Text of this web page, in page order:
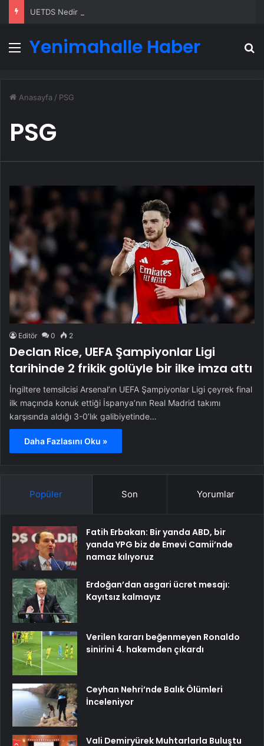
Menü
Yenimahalle Haber
Anasayfa / PSG
PSG
Editör 0 2
Declan Rice, UEFA Şampiyonlar Ligi
tarihinde 2 frikik golüyle bir ilke imza attı
İngiltere temsilcisi Arsenal’ın UEFA Şampiyonlar Ligi çeyrek final
ilk maçında konuk ettiği İspanya’nın Real Madrid takımı
karşısında aldığı 3-0’lık galibiyetinde…
Daha Fazlasını Oku »
Popüler Son Yorumlar
Fatih Erbakan: Bir yanda ABD, bir
yanda YPG biz de Emevi Camii’nde
namaz kılıyoruz
Erdoğan’dan asgari ücret mesajı:
Kayıtsız kalmayız
Verilen kararı beğenmeyen Ronaldo
sinirini 4. hakemden çıkardı
Ceyhan Nehri’nde Balık Ölümleri
İnceleniyor
Vali Demiryürek Muhtarlarla Buluştu